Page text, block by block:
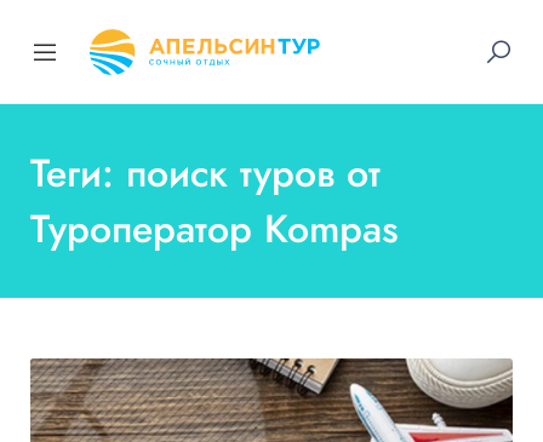
Теги: поиск туров от
Туроператор Kompas